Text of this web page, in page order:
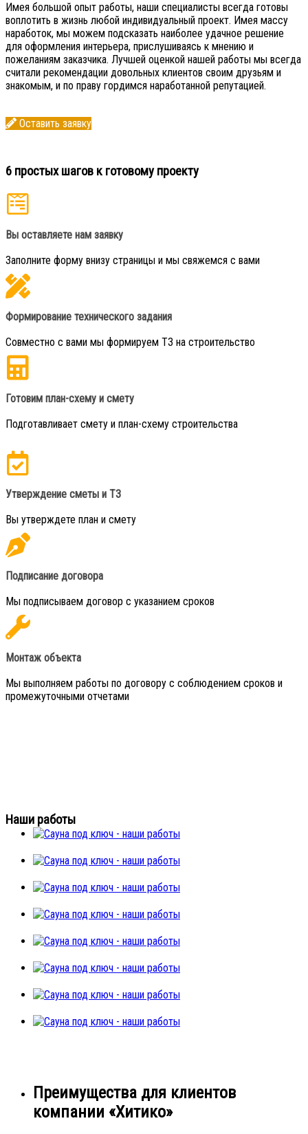
Имея большой опыт работы, наши специалисты всегда готовы
воплотить в жизнь любой индивидуальный проект. Имея массу
наработок, мы можем подсказать наиболее удачное решение
для оформления интерьера, прислушиваясь к мнению и
пожеланиям заказчика. Лучшей оценкой нашей работы мы всегда
считали рекомендации довольных клиентов своим друзьям и
знакомым, и по праву гордимся наработанной репутацией.
Оставить заявку
6 простых шагов к готовому проекту
Вы оставляете нам заявку
Заполните форму внизу страницы и мы свяжемся с вами
Формирование технического задания
Совместно с вами мы формируем ТЗ на строительство
Готовим план-схему и смету
Подготавливает смету и план-схему строительства
Утверждение сметы и ТЗ
Вы утверждете план и смету
Подписание договора
Мы подписываем договор с указанием сроков
Монтаж объекта
Мы выполняем работы по договору с соблюдением сроков и
промежуточными отчетами
Наши работы
Преимущества для клиентов
компании «Хитико»